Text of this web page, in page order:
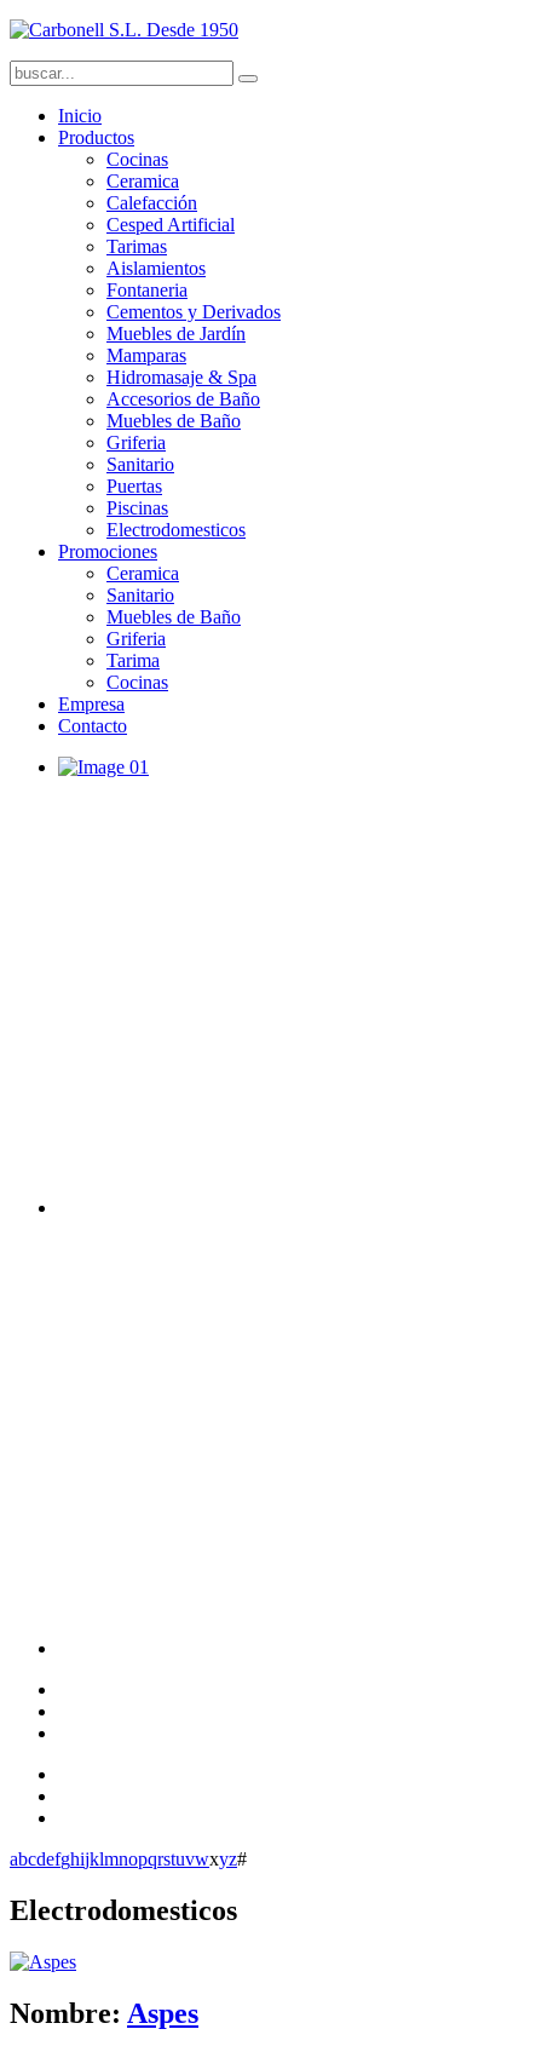
Inicio
Productos
Cocinas
Ceramica
Calefacción
Cesped Artificial
Tarimas
Aislamientos
Fontaneria
Cementos y Derivados
Muebles de Jardín
Mamparas
Hidromasaje & Spa
Accesorios de Baño
Muebles de Baño
Griferia
Sanitario
Puertas
Piscinas
Electrodomesticos
Promociones
Ceramica
Sanitario
Muebles de Baño
Griferia
Tarima
Cocinas
Empresa
Contacto
abcdefghijklmnopqrstuvwxyz#
Electrodomesticos
Nombre: Aspes